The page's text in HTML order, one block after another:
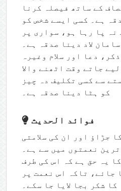
کے ساتھ فیصلہ کرنا
ہے۔ کسی ایسے شخص کو
پا رہا ہو، سواری پر
لاد دینا صدقہ ہے۔
دعا اور سلام وغیرہ
جاتے وقت اٹھنے والا
سے کسی تکلیف دہ چيز
کو ہٹا دینا صدقہ ہے۔
فوائد الحديث
جڑاؤ اور ان کی سلامتی
نعمتوں میں سے ہے۔
یہ حق ہے کہ اس کی طرف
جائے، تاکہ اس نعمت پر
کا شکر بجا لایا جا سکے۔